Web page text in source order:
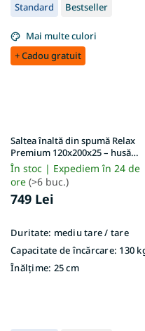
Standard Bestseller
Mai multe culori
+ Cadou gratuit
Saltea înaltă din spumă Relax
Premium 120x200x25 – husă
Lavender
În stoc | Expediem în 24 de
ore (>6 buc.)
749 Lei
Duritate: mediu tare / tare
Capacitate de încărcare: 130
Înălțime: 25 cm